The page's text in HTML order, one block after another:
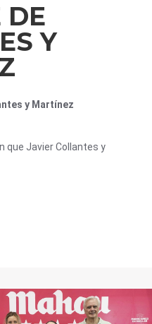
DE
Y
y Martínez
que Javier Collantes y